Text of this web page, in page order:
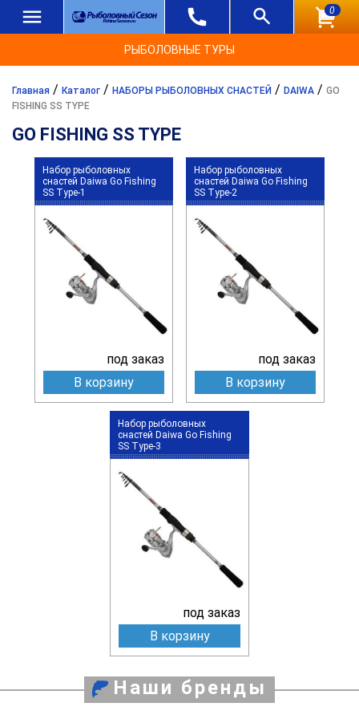
0
РЫБОЛОВНЫЕ ТУРЫ
Главная / Каталог / НАБОРЫ РЫБОЛОВНЫХ СНАСТЕЙ / DAIWA / GO
FISHING SS TYPE
GO FISHING SS TYPE
Набор рыболовных
снастей Daiwa Go Fishing
SS Type-1
под заказ
В корзину
Набор рыболовных
снастей Daiwa Go Fishing
SS Type-2
под заказ
В корзину
Набор рыболовных
снастей Daiwa Go Fishing
SS Type-3
под заказ
В корзину
Наши бренды